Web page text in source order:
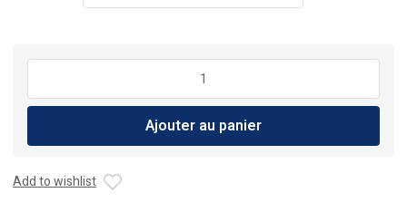
Lumière
courtoisie
étanche
Ajouter au panier
Add to wishlist